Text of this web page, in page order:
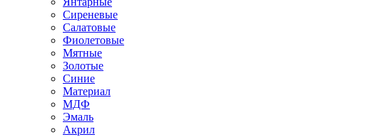
Сиреневые
Салатовые
Фиолетовые
Мятные
Золотые
Синие
Материал
МДФ
Эмаль
Акрил